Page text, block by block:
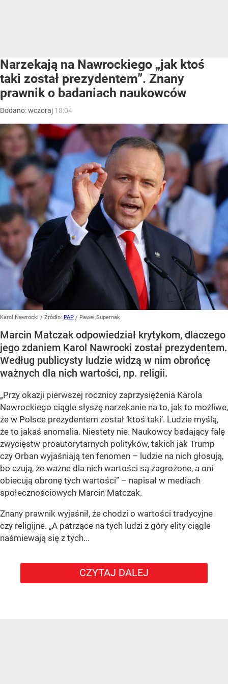
Narzekają na Nawrockiego „jak ktoś
taki został prezydentem”. Znany
prawnik o badaniach naukowców
Dodano:wczoraj 18:04
Karol Nawrocki / Źródło: PAP / Paweł Supernak
Marcin Matczak odpowiedział krytykom, dlaczego
jego zdaniem Karol Nawrocki został prezydentem.
Według publicysty ludzie widzą w nim obrońcę
ważnych dla nich wartości, np. religii.
„Przy okazji pierwszej rocznicy zaprzysiężenia Karola
Nawrockiego ciągle słyszę narzekanie na to, jak to możliwe,
że w Polsce prezydentem został ‘ktoś taki’. Ludzie myślą,
że to jakaś anomalia. Niestety nie. Naukowcy badający falę
zwycięstw proautorytarnych polityków, takich jak Trump
czy Orban wyjaśniają ten fenomen – ludzie na nich głosują,
bo czują, że ważne dla nich wartości są zagrożone, a oni
obiecują obronę tych wartości” – napisał w mediach
społecznościowych Marcin Matczak.
Znany prawnik wyjaśnił, że chodzi o wartości tradycyjne
czy religijne. „A patrzące na tych ludzi z góry elity ciągle
naśmiewają się z tych...
CZYTAJ DALEJ